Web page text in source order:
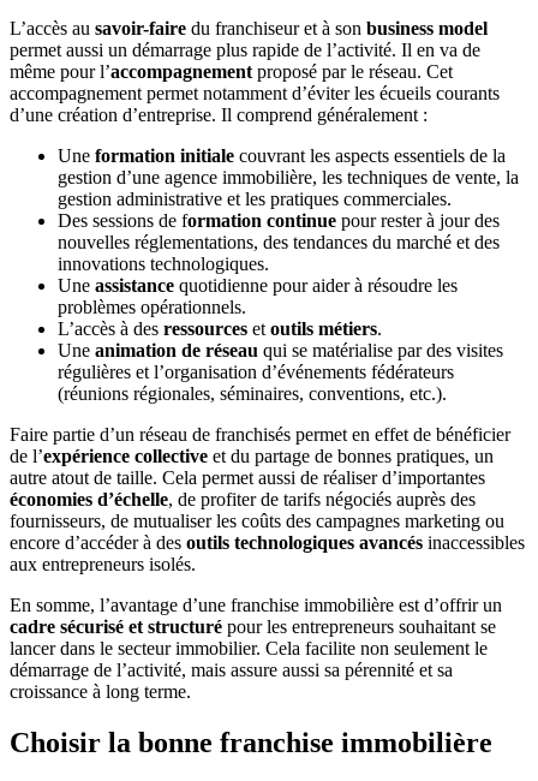
L’accès au savoir-faire du franchiseur et à son business model
permet aussi un démarrage plus rapide de l’activité. Il en va de
même pour l’accompagnement proposé par le réseau. Cet
accompagnement permet notamment d’éviter les écueils courants
d’une création d’entreprise. Il comprend généralement :
Une formation initiale couvrant les aspects essentiels de la
gestion d’une agence immobilière, les techniques de vente, la
gestion administrative et les pratiques commerciales.
Des sessions de formation continue pour rester à jour des
nouvelles réglementations, des tendances du marché et des
innovations technologiques.
Une assistance quotidienne pour aider à résoudre les
problèmes opérationnels.
L’accès à des ressources et outils métiers.
Une animation de réseau qui se matérialise par des visites
régulières et l’organisation d’événements fédérateurs
(réunions régionales, séminaires, conventions, etc.).
Faire partie d’un réseau de franchisés permet en effet de bénéficier
de l’expérience collective et du partage de bonnes pratiques, un
autre atout de taille. Cela permet aussi de réaliser d’importantes
économies d’échelle, de profiter de tarifs négociés auprès des
fournisseurs, de mutualiser les coûts des campagnes marketing ou
encore d’accéder à des outils technologiques avancés inaccessibles
aux entrepreneurs isolés.
En somme, l’avantage d’une franchise immobilière est d’offrir un
cadre sécurisé et structuré pour les entrepreneurs souhaitant se
lancer dans le secteur immobilier. Cela facilite non seulement le
démarrage de l’activité, mais assure aussi sa pérennité et sa
croissance à long terme.
Choisir la bonne franchise immobilière